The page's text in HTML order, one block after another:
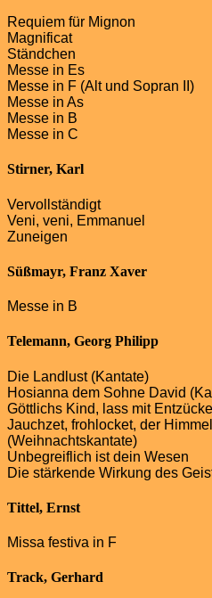
Requiem für Mignon
Magnificat
Ständchen
Messe in Es
Messe in F (Alt und Sopran II)
Messe in As
Messe in B
Messe in C
Stirner, Karl
Vervollständigt
Veni, veni, Emmanuel
Zuneigen
Süßmayr, Franz Xaver
Messe in B
Telemann, Georg Philipp
Die Landlust (Kantate)
Hosianna dem Sohne David
Göttlichs Kind, lass mit
Jauchzet, frohlocket, der
(Weihnachtskantate)
Unbegreiflich ist dein Wesen
Die stärkende Wirkung des
Tittel, Ernst
Missa festiva in F
Track, Gerhard